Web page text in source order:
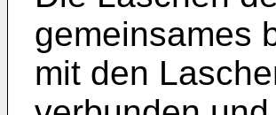
gemeinsames
mit den